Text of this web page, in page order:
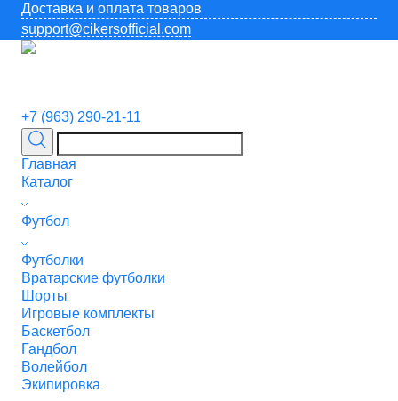
Доставка и оплата товаров
support@cikersofficial.com
+7 (963) 290-21-11
Главная
Каталог
Футбол
Футболки
Вратарские футболки
Шорты
Игровые комплекты
Баскетбол
Гандбол
Волейбол
Экипировка